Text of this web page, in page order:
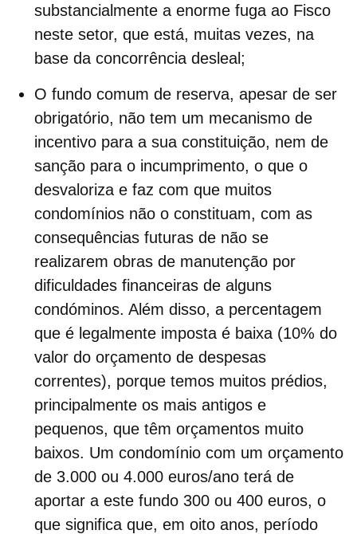
substancialmente a enorme fuga ao Fisco
neste setor, que está, muitas vezes, na
base da concorrência desleal;
O fundo comum de reserva, apesar de ser
obrigatório, não tem um mecanismo de
incentivo para a sua constituição, nem de
sanção para o incumprimento, o que o
desvaloriza e faz com que muitos
condomínios não o constituam, com as
consequências futuras de não se
realizarem obras de manutenção por
dificuldades financeiras de alguns
condóminos. Além disso, a percentagem
que é legalmente imposta é baixa (10% do
valor do orçamento de despesas
correntes), porque temos muitos prédios,
principalmente os mais antigos e
pequenos, que têm orçamentos muito
baixos. Um condomínio com um orçamento
de 3.000 ou 4.000 euros/ano terá de
aportar a este fundo 300 ou 400 euros, o
que significa que, em oito anos, período